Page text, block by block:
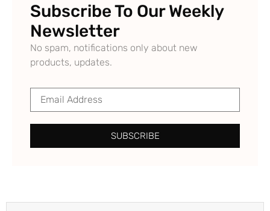
Subscribe To Our Weekly
Newsletter
No spam, notifications only about new
products, updates.
SUBSCRIBE